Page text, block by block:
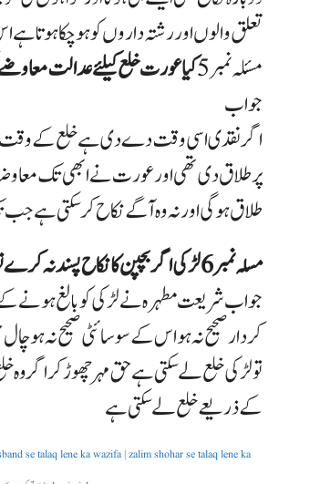
تعلق والوں اور رشتہ داروں کو ہوچکا ہوتا
مسئلہ نمبر 5 کیا عورت خلع کیلئے عدالت
جواب
اگر نقدی اسی وقت دے دی ہے خلع کے وقت
پر طلاق دی تھی اور عورت نے ابھی تک
طلاق ہوگی اور نہوہ آگے نکاح کر سکتی ہے
مسلہ نمبر 6 لڑکی اگر بچپن کا نکاح پسند نہ کرے تو کیا خلع لے سکتی ہے
جواب شریعت مطہرہ نے لڑکی کو بالغ ہونے
کردار صحیح نہ ہو اس کے سوسائٹی صحیح نہ ہو
تو لڑکی خلع لے سکتی ہے حق مہر چھوڑ کر
کے ذریعے خلع لے سکتی ہے